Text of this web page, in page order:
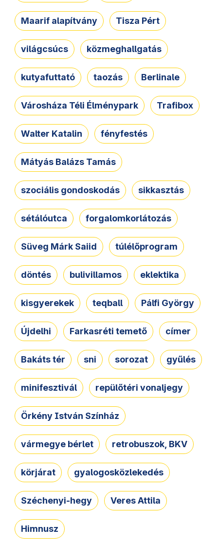
Maarif alapítvány Tisza Pért
világcsúcs közmeghallgatás
kutyafuttató taozás Berlinale
Városháza Téli Élménypark Trafibox
Walter Katalin fényfestés
Mátyás Balázs Tamás
szociális gondoskodás sikkasztás
sétálóutca forgalomkorlátozás
Süveg Márk Saiid túlélőprogram
döntés bulivillamos eklektika
kisgyerekek teqball Pálfi György
Újdelhi Farkasréti temető címer
Bakáts tér sni sorozat gyűlés
minifesztivál repülőtéri vonaljegy
Örkény István Színház
vármegye bérlet retrobuszok, BKV
körjárat gyalogosközlekedés
Széchenyi-hegy Veres Attila
Himnusz